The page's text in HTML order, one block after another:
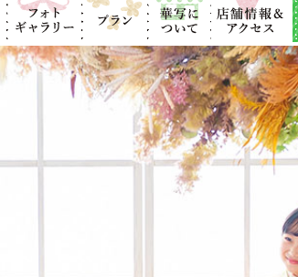
リー
て
クセス